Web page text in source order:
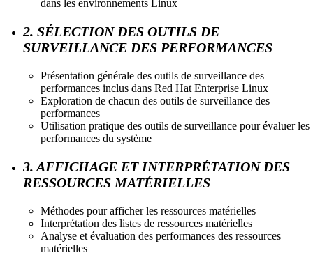
dans les environnements Linux
2. SÉLECTION DES OUTILS DE
SURVEILLANCE DES PERFORMANCES
Présentation générale des outils de surveillance des
performances inclus dans Red Hat Enterprise Linux
Exploration de chacun des outils de surveillance des
performances
Utilisation pratique des outils de surveillance pour évaluer les
performances du système
3. AFFICHAGE ET INTERPRÉTATION DES
RESSOURCES MATÉRIELLES
Méthodes pour afficher les ressources matérielles
Interprétation des listes de ressources matérielles
Analyse et évaluation des performances des ressources
matérielles